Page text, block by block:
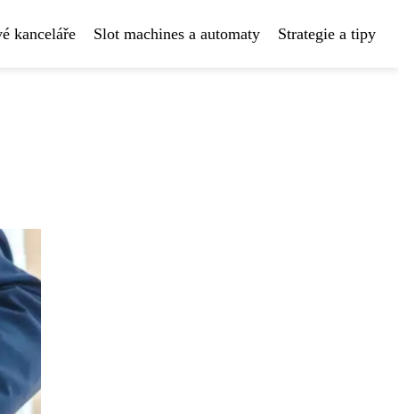
kanceláře Slot machines a automaty Strategie a tipy